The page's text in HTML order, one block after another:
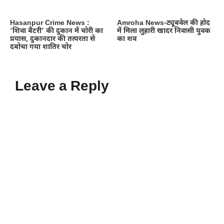
Hasanpur Crime News :
‘शिवा बैटरी’ की दुकान में चोरी का
प्रयास, दुकानदार की तत्परता से
दबोचा गया शातिर चोर
Amroha News-ट्यूबवेल की होद
में मिला लुहारी खादर निवासी युवक
का शव
Leave a Reply